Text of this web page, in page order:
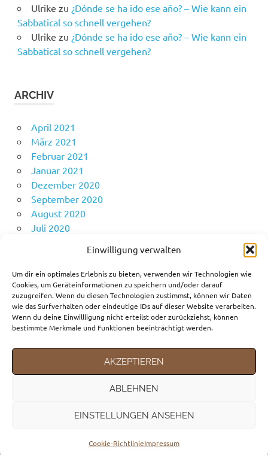
Einwilligung verwalten
Um dir ein optimales Erlebnis zu bieten, verwenden wir Technologien wie
Cookies, um Geräteinformationen zu speichern und/oder darauf
zuzugreifen. Wenn du diesen Technologien zustimmst, können wir Daten
wie das Surfverhalten oder eindeutige IDs auf dieser Website verarbeiten.
Wenn du deine Einwillligung nicht erteilst oder zurückziehst, können
bestimmte Merkmale und Funktionen beeinträchtigt werden.
AKZEPTIEREN
ABLEHNEN
EINSTELLUNGEN ANSEHEN
Cookie-RichtlinieImpressum
Ulrike zu ¿Dónde se ha ido ese año? – Wie kann ein
Sabbatical so schnell vergehen?
Ulrike zu ¿Dónde se ha ido ese año? – Wie kann ein
Sabbatical so schnell vergehen?
ARCHIV
April 2021
März 2021
Februar 2021
Januar 2021
Dezember 2020
September 2020
August 2020
Juli 2020
April 2020
KATEGORIEN
Fortbewegungsmittel
Reiseziele